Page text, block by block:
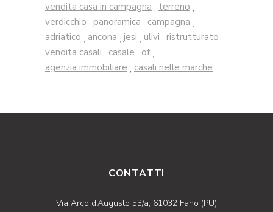
vendita casa in campagna , terreno ,
verdicchio , panoramica , campagna ,
adriatico , ancona ,jesi , ulivi , ristrutturato ,
vendita casali , casale , of ,
agenzia immobiliare , casali nelle marche
CONTATTI
Via Arco d’Augusto 53/a, 61032 Fano (PU)